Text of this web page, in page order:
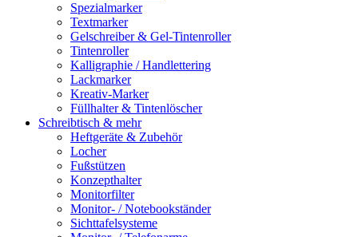
Spezialmarker
Textmarker
Gelschreiber & Gel-Tintenroller
Tintenroller
Kalligraphie / Handlettering
Lackmarker
Kreativ-Marker
Füllhalter & Tintenlöscher
Schreibtisch & mehr
Heftgeräte & Zubehör
Locher
Fußstützen
Konzepthalter
Monitorfilter
Monitor- / Notebookständer
Sichttafelsysteme